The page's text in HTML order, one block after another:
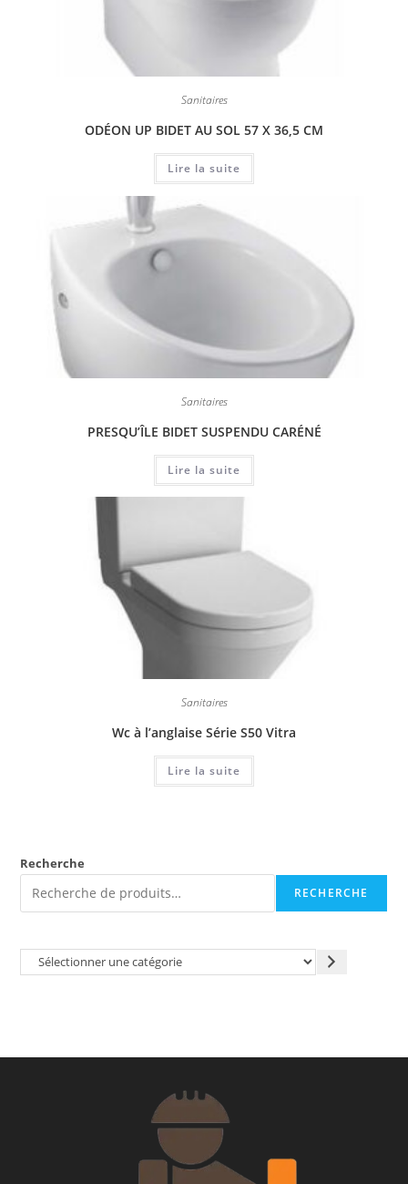
Sanitaires
ODÉON UP BIDET AU SOL 57 X 36,5 CM
Lire la suite
Sanitaires
PRESQU’ÎLE BIDET SUSPENDU CARÉNÉ
Lire la suite
Sanitaires
Wc à l’anglaise Série S50 Vitra
Lire la suite
Recherche
RECHERCHE